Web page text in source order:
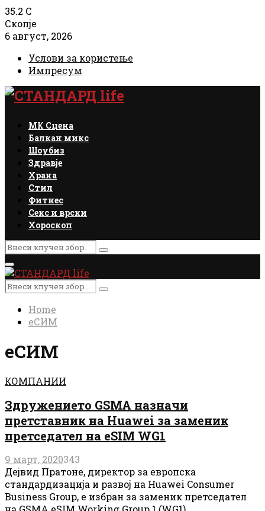
35.2 C
Скопје
6 август, 2026
Услови за користење
Импресум
Facebook
Instagram
Email
Rss
МК Сцена
Балкан микс
Шоубиз
Здравје
Храна
Стил
Фитнес
Секс и врски
Хороскоп
Search
for:
Search
Primary
Menu
Search
for:
Search
Home
еСИМ
еСИМ
КОМПАНИИ
Здружението GSMA назначи
претставник на Huawei за заменик
претседател на eSIM WG1
9 март, 2020343
Дејвид Пратоне, директор за европска
стандардизација и развој на Huawei Consumer
Business Group, е избран за заменик претседател